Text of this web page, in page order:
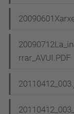
rrar_AVUI.PDF